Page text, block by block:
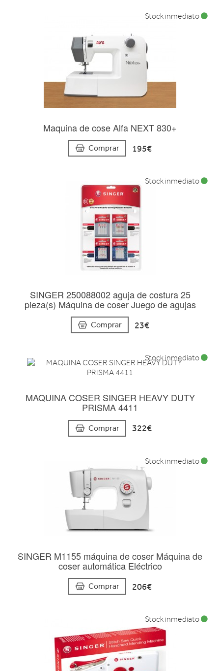
Maquina de cose Alfa NEXT 830+
Comprar 195€
Stock inmediato
SINGER 250088002 aguja de costura 25
pieza(s) Máquina de coser Juego de agujas
Comprar 23€
Stock inmediato
MAQUINA COSER SINGER HEAVY DUTY
PRISMA 4411
Comprar 322€
Stock inmediato
SINGER M1155 máquina de coser Máquina de
coser automática Eléctrico
Comprar 206€
Stock inmediato
Stock inmediato